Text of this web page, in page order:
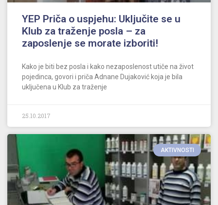
YEP Priča o uspjehu: Uključite se u
Klub za traženje posla – za
zaposlenje se morate izboriti!
Kako je biti bez posla i kako nezaposlenost utiče na život
pojedinca, govori i priča Adnane Dujaković koja je bila
uključena u Klub za traženje
25.10.2017
AKTIVNOSTI